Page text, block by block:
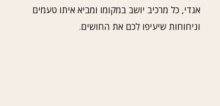
אגדי, כל מרכיב יושב במקומו ומביא איתו טעמים
וניחוחות שיעיפו לכם את החושים.